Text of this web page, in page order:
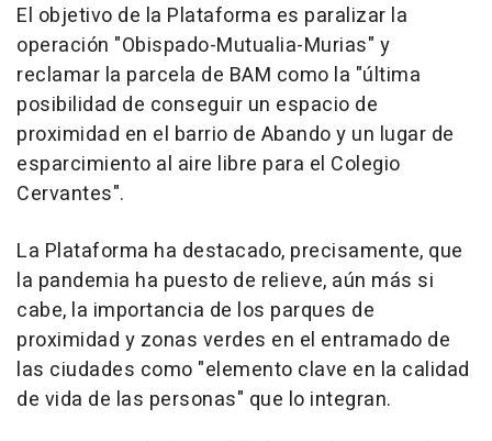
El objetivo de la Plataforma es paralizar la
operación "Obispado-Mutualia-Murias" y
reclamar la parcela de BAM como la "última
posibilidad de conseguir un espacio de
proximidad en el barrio de Abando y un lugar de
esparcimiento al aire libre para el Colegio
Cervantes".
La Plataforma ha destacado, precisamente, que
la pandemia ha puesto de relieve, aún más si
cabe, la importancia de los parques de
proximidad y zonas verdes en el entramado de
las ciudades como "elemento clave en la calidad
de vida de las personas" que lo integran.